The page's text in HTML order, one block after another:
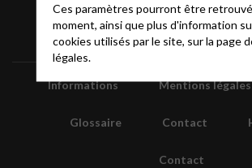
Informations Mentions légales
Glossaire Contact
Contact
Ces paramètres pourront être
moment, ainsi que plus d'information
cookies utilisés par le site, sur la page
légales.